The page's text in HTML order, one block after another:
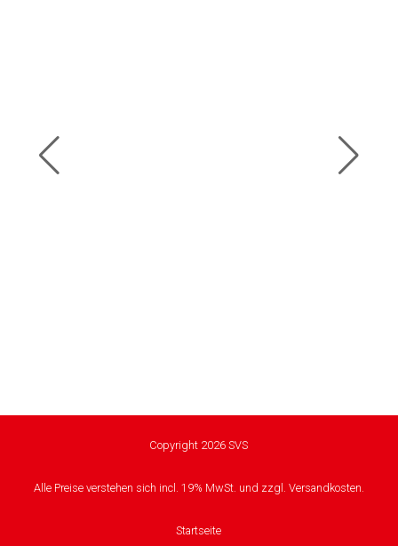
Copyright 2026 SVS
Alle Preise verstehen sich incl. 19% MwSt. und zzgl. Versandkosten.
Startseite